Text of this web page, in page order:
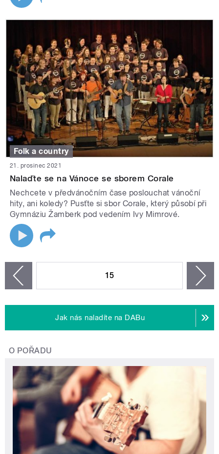
Folk a country
21. prosinec 2021
Nalaďte se na Vánoce se sborem Corale
Nechcete v předvánočním čase poslouchat vánoční
hity, ani koledy? Pusťte si sbor Corale, který působí při
Gymnáziu Žamberk pod vedením Ivy Mimrové.
15
Jak nás naladíte na DABu
O POŘADU